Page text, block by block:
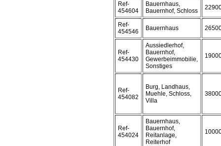
Ref-
454604
Bauernhaus,
Bauernhof, Schloss
Ref-
454546
Bauernhaus
Ref-
454430
Aussiedlerhof,
Bauernhof,
Gewerbeimmobilie,
Sonstiges
Ref-
454082
Burg, Landhaus,
Muehle, Schloss,
Villa
Ref-
454024
Bauernhaus,
Bauernhof,
Reitanlage,
Reiterhof